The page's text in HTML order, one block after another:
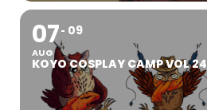
07
AUG
09
KOYO COSPLAY CAMP VOL 24